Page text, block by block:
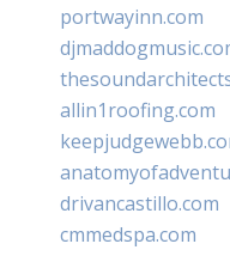
portwayinn.com
allin1roofing.com
drivancastillo.com
cmmedspa.com